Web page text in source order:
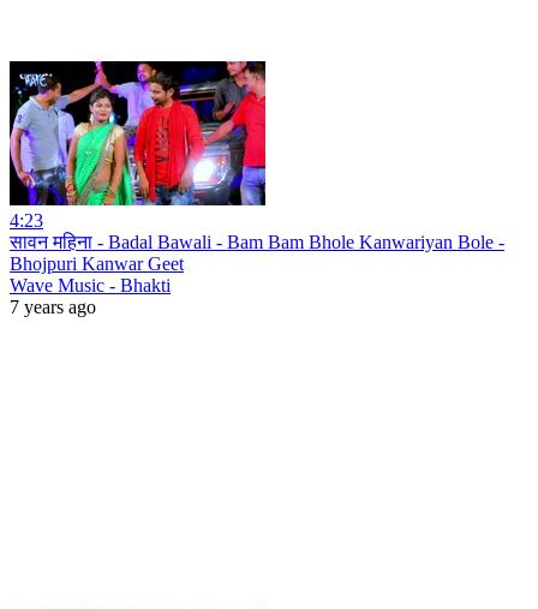
4:23
सावन महिना - Badal Bawali - Bam Bam Bhole Kanwariyan Bole -
Bhojpuri Kanwar Geet
Wave Music - Bhakti
7 years ago